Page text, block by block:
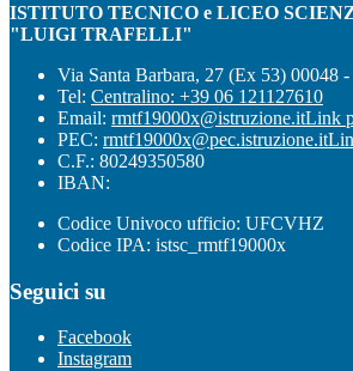
ISTITUTO TECNICO e LICEO
"LUIGI TRAFELLI"
Via Santa Barbara, 27 (Ex 53) 00048
Tel: Centralino: +39 06 121127610
Email: rmtf19000x@istruzione.itLink
PEC: rmtf19000x@pec.istruzione.it
C.F.: 80249350580
IBAN:
Codice Univoco ufficio: UFCVHZ
Codice IPA: istsc_rmtf19000x
Seguici su
Facebook
Instagram